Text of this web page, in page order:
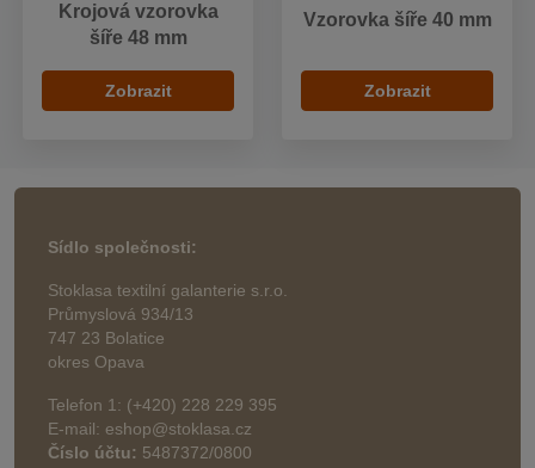
Krojová vzorovka
šíře 48 mm
Zobrazit
Vzorovka šíře 40 mm
Zobrazit
Sídlo společnosti:
Stoklasa textilní galanterie s.r.o.
Průmyslová 934/13
747 23 Bolatice
okres Opava
Telefon 1: (+420) 228 229 395
E-mail: eshop@stoklasa.cz
Číslo účtu: 5487372/0800